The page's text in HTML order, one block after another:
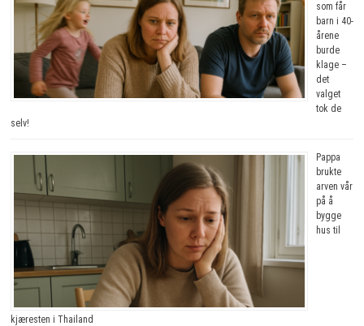
som får
barn i 40-
årene
burde
klage –
det
valget
tok de
selv!
Pappa
brukte
arven vår
på å
bygge
hus til
kjæresten i Thailand